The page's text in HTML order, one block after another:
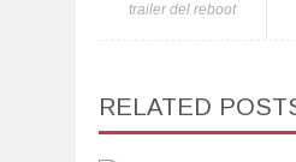
trailer del reboot
RELATED